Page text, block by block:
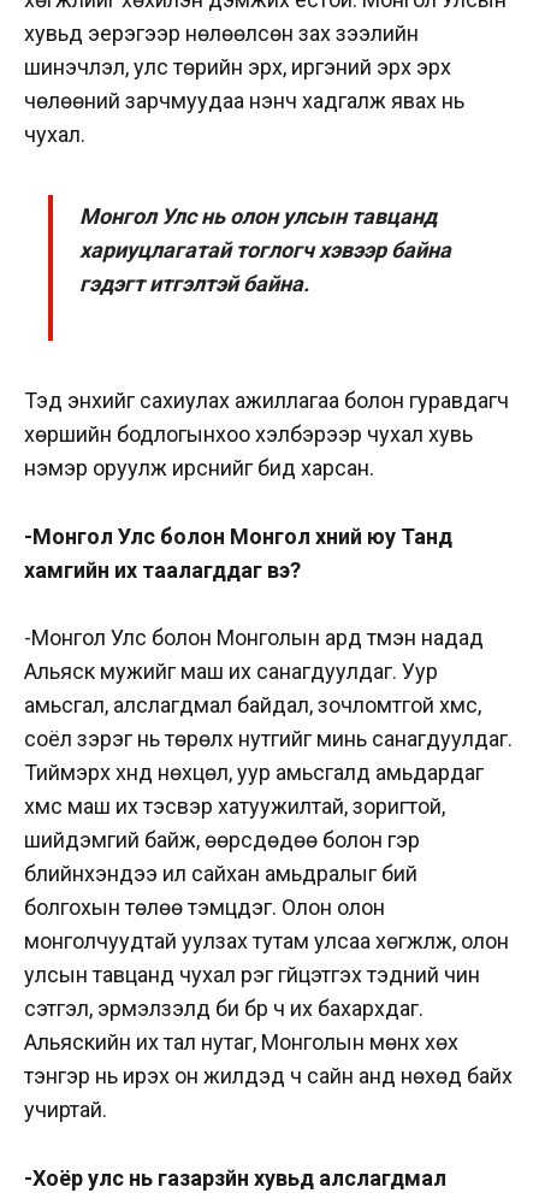
хувьд эерэгээр нөлөөлсөн зах зээлийн
шинэчлэл, улс төрийн эрх, иргэний эрх эрх
чөлөөний зарчмуудаа үнэнч хадгалж явах нь
чухал.
Монгол Улс нь олон улсын тавцанд
хариуцлагатай тоглогч хэвээр байна
гэдэгт итгэлтэй байна.
Тэд энхийг сахиулах ажиллагаа болон гуравдагч
хөршийн бодлогынхоо хэлбэрээр чухал хувь
нэмэр оруулж ирснийг бид харсан.
-Монгол Улс болон Монгол хүний юу Танд
хамгийн их таалагддаг вэ?
-Монгол Улс болон Монголын ард түмэн надад
Альяск мужийг маш их санагдуулдаг. Уур
амьсгал, алслагдмал байдал, зочломтгой хүмүүс,
соёл зэрэг нь төрөлх нутгийг минь санагдуулдаг.
Тиймэрхүү хүнд нөхцөл, уур амьсгалд амьдардаг
хүмүүс маш их тэсвэр хатуужилтай, зоригтой,
шийдэмгий байж, өөрсдөдөө болон гэр
бүлийнхэндээ илүү сайхан амьдралыг бий
болгохын төлөө тэмцдэг. Олон олон
монголчуудтай уулзах тутам улсаа хөгжүүлж, олон
улсын тавцанд чухал үүрэг гүйцэтгэх тэдний чин
сэтгэл, эрмэлзэлд би бүр ч их бахархдаг.
Альяскийн их тал нутаг, Монголын мөнх хөх
тэнгэр нь ирэх он жилүүдэд ч сайн анд нөхөд байх
учиртай.
-Хоёр улс нь газарзүйн хувьд алслагдмал